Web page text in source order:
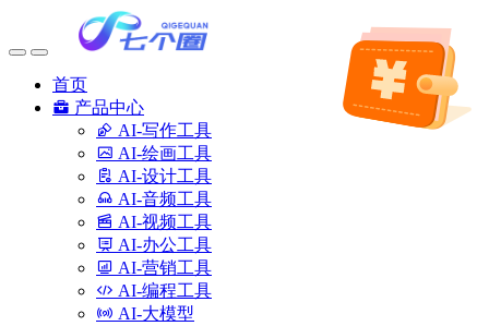
首页
产品中心
AI-写作工具
AI-绘画工具
AI-设计工具
AI-音频工具
AI-视频工具
AI-办公工具
AI-营销工具
AI-编程工具
AI-大模型